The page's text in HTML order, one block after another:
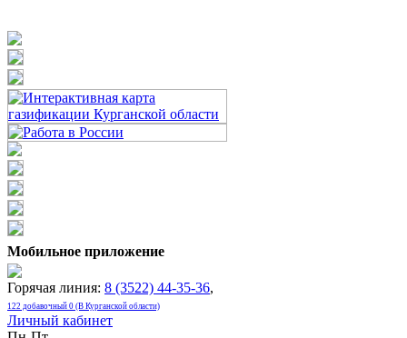
Мобильное приложение
Горячая линия: 8 (3522) 44-35-36,
122 добавочный 0 (В Курганской области)
Личный кабинет